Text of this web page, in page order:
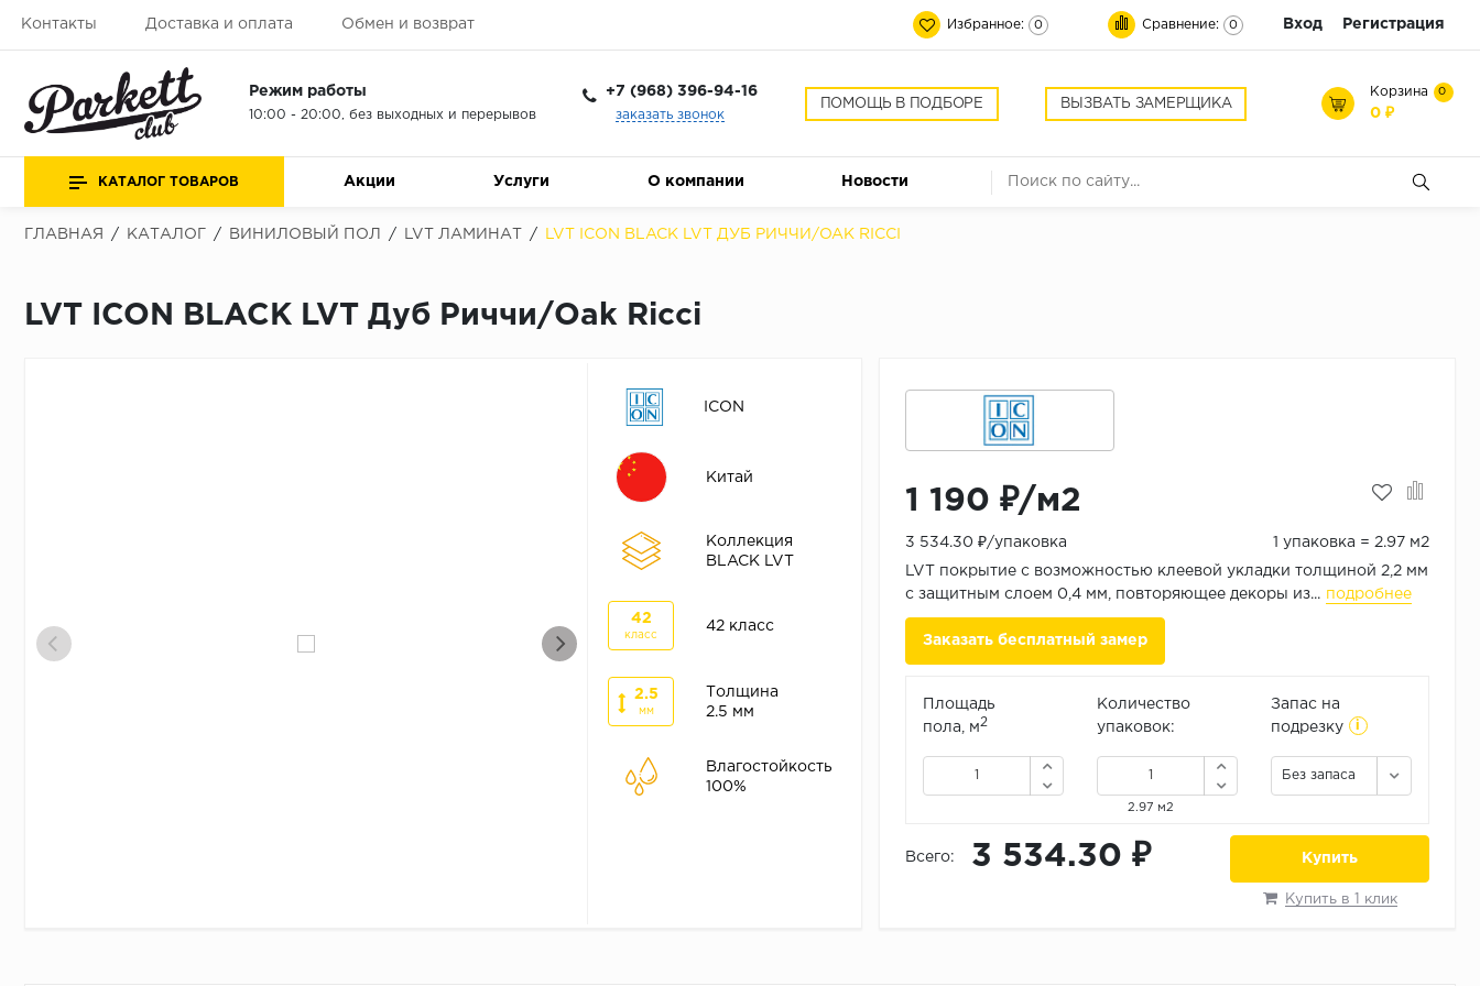
Контакты Доставка и оплата Обмен и возврат Избранное: 0 Сравнение: 0 Вход Регистрация
Режим работы
10:00 - 20:00, без выходных и перерывов
+7 (968) 396-94-16
заказать звонок
ПОМОЩЬ В ПОДБОРЕ ВЫЗВАТЬ ЗАМЕРЩИКА
Корзина 0
0 ₽
КАТАЛОГ ТОВАРОВ Акции Услуги О компании Новости
ГЛАВНАЯ / КАТАЛОГ / ВИНИЛОВЫЙ ПОЛ / LVT ЛАМИНАТ / LVT ICON BLACK LVT ДУБ РИЧЧИ/OAK RICCI
LVT ICON BLACK LVT Дуб Риччи/Oak Ricci
ICON
Китай
Коллекция
BLACK LVT
42
класс
42 класс
2.5
мм
Толщина
2.5 мм
Влагостойкость
100%
1 190 ₽/м2
3 534.30 ₽/упаковка 1 упаковка = 2.97 м2
LVT покрытие с возможностью клеевой укладки толщиной 2,2 мм
с защитным слоем 0,4 мм, повторяющее декоры из... подробнее
Заказать бесплатный замер
Площадь
пола, м 2
Количество
упаковок:
2.97 м2
Запас на
подрезку
i
Без запаса
Всего: 3 534.30 ₽ Купить
Купить в 1 клик